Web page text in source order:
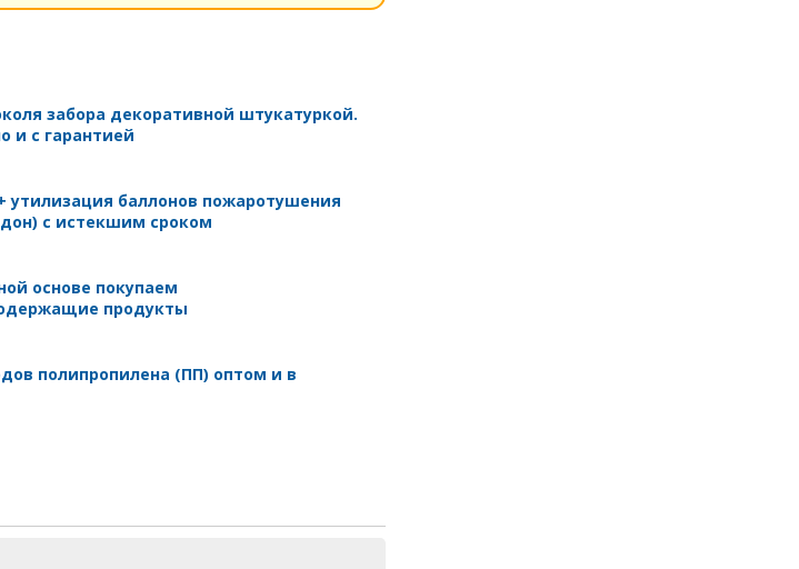
забора декоративной штукатуркой.
и с гарантией
утилизация баллонов пожаротушения
с истекшим сроком
основе покупаем
продукты
полипропилена (ПП) оптом и в